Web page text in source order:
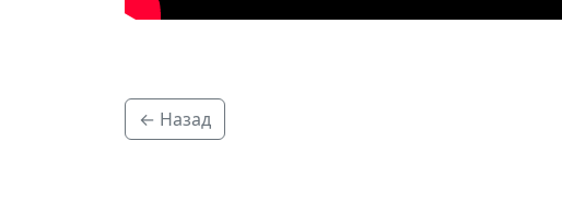
← Назад